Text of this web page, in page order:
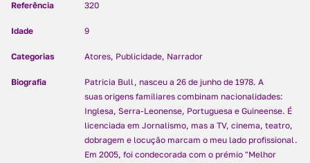
Referência 320
Idade 9
Categorias Atores, Publicidade, Narrador
Biografia
Patricia Bull, nasceu a 26 de junho de 1978. A
suas origens familiares combinam nacionalidades:
Inglesa, Serra-Leonense, Portuguesa e Guineense. É
licenciada em Jornalismo, mas a TV, cinema, teatro,
dobragem e locução marcam o meu lado profissional.
Em 2005, foi condecorada com o prémio "Melhor